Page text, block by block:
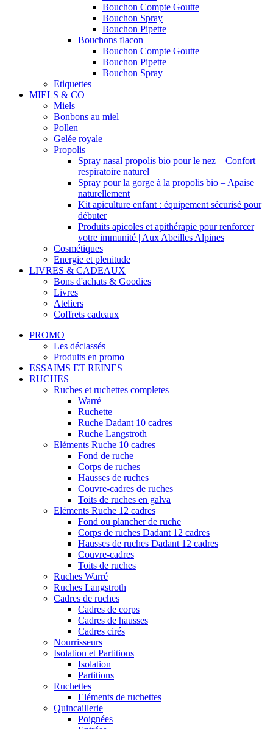
Bouchon Compte Goutte
Bouchon Spray
Bouchon Pipette
Bouchons flacon
Bouchon Compte Goutte
Bouchon Pipette
Bouchon Spray
Etiquettes
MIELS & CO
Miels
Bonbons au miel
Pollen
Gelée royale
Propolis
Spray nasal propolis bio pour le nez – Confort
respiratoire naturel
Spray pour la gorge à la propolis bio – Apaise
naturellement
Kit apiculture enfant : équipement sécurisé pour
débuter
Produits apicoles et apithérapie pour renforcer
votre immunité | Aux Abeilles Alpines
Cosmétiques
Energie et plenitude
LIVRES & CADEAUX
Bons d'achats & Goodies
Livres
Ateliers
Coffrets cadeaux
PROMO
Les déclassés
Produits en promo
ESSAIMS ET REINES
RUCHES
Ruches et ruchettes completes
Warré
Ruchette
Ruche Dadant 10 cadres
Ruche Langstroth
Eléments Ruche 10 cadres
Fond de ruche
Corps de ruches
Hausses de ruches
Couvre-cadres de ruches
Toits de ruches en galva
Eléments Ruche 12 cadres
Fond ou plancher de ruche
Corps de ruches Dadant 12 cadres
Hausses de ruches Dadant 12 cadres
Couvre-cadres
Toits de ruches
Ruches Warré
Ruches Langstroth
Cadres de ruches
Cadres de corps
Cadres de hausses
Cadres cirés
Nourrisseurs
Isolation et Partitions
Isolation
Partitions
Ruchettes
Eléments de ruchettes
Quincaillerie
Poignées